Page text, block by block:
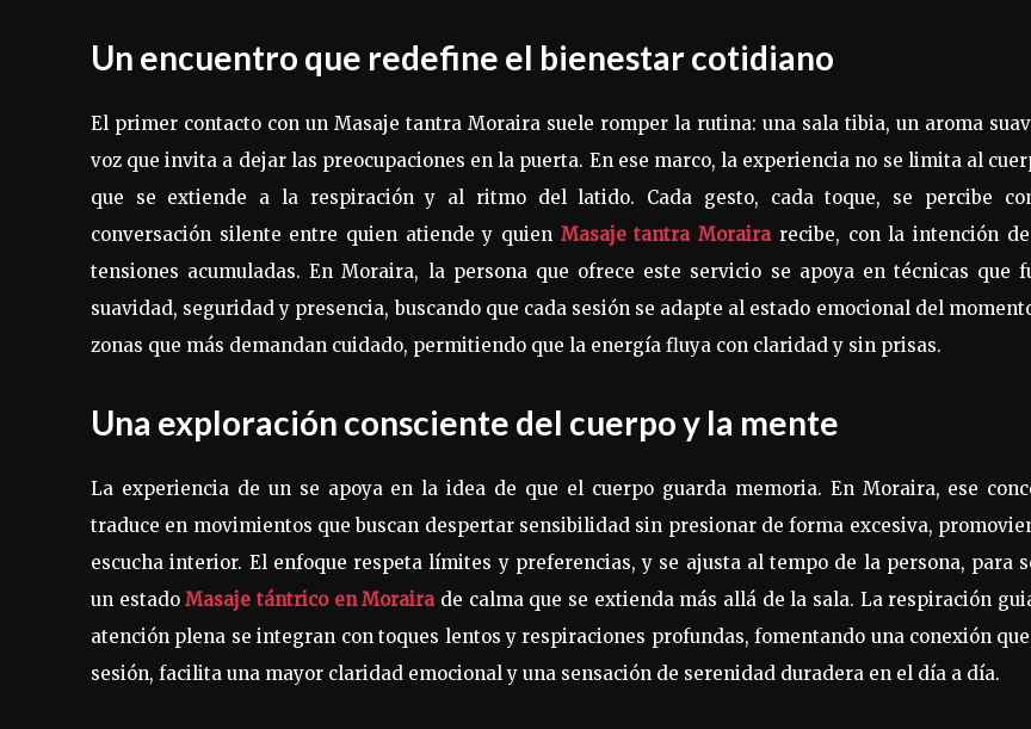
Un encuentro que redefine el bienestar cotidiano
El primer contacto con un Masaje tantra Moraira suele romper la rutina: una sala tibia, un aroma
voz que invita a dejar las preocupaciones en la puerta. En ese marco, la experiencia no se limita al
que se extiende a la respiración y al ritmo del latido. Cada gesto, cada toque, se percibe
conversación silente entre quien atiende y quien Masaje tantra Morairarecibe, con la intención
tensiones acumuladas. En Moraira, la persona que ofrece este servicio se apoya en técnicas que
suavidad, seguridad y presencia, buscando que cada sesión se adapte al estado emocional del
zonas que más demandan cuidado, permitiendo que la energía fluya con claridad y sin prisas.
Una exploración consciente del cuerpo y la mente
La experiencia de un se apoya en la idea de que el cuerpo guarda memoria. En Moraira, ese
traduce en movimientos que buscan despertar sensibilidad sin presionar de forma excesiva,
escucha interior. El enfoque respeta límites y preferencias, y se ajusta al tempo de la persona, para
un estadoMasaje tántrico en Morairade calma que se extienda más allá de la sala. La respiración
atención plena se integran con toques lentos y respiraciones profundas, fomentando una conexión
sesión, facilita una mayor claridad emocional y una sensación de serenidad duradera en el día a día.